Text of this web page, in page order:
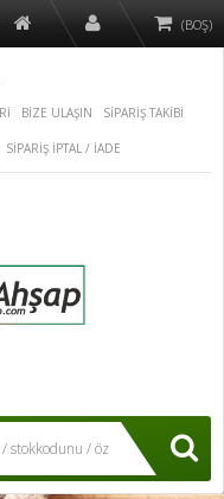
(BOŞ)
BİZE ULAŞIN SİPARİŞ TAKİBİ
SİPARİŞ İPTAL / İADE